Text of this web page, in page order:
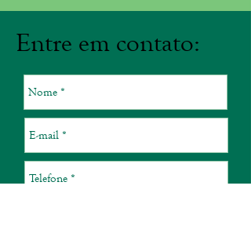
Entre em contato: